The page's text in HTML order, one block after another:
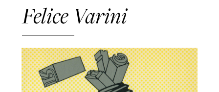
Felice Varini